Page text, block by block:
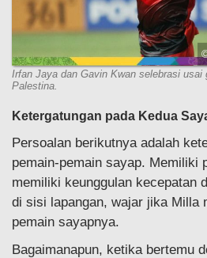
Irfan Jaya dan Gavin Kwan selebrasi usai
Palestina.
Ketergatungan pada Kedua
Persoalan berikutnya adalah
pemain-pemain sayap. Memiliki
memiliki keunggulan kecepatan
di sisi lapangan, wajar jika Milla
pemain sayapnya.
Bagaimanapun, ketika bertemu